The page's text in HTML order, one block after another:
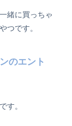
緒に買っちゃ
やつです。
のエント
です。